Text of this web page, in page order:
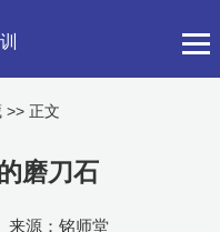
>> 正文
磨刀石
来源：铭师堂